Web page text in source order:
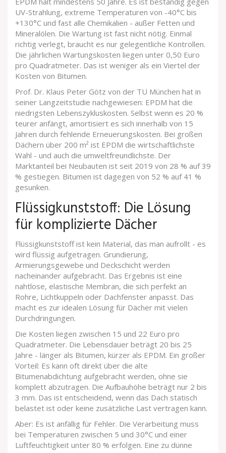
UV-Strahlung, extreme Temperaturen von -40°C bis
+130°C und fast alle Chemikalien - außer Fetten und
Mineralölen. Die Wartung ist fast nicht nötig. Einmal
richtig verlegt, braucht es nur gelegentliche Kontrollen.
Die jährlichen Wartungskosten liegen unter 0,50 Euro
pro Quadratmeter. Das ist weniger als ein Viertel der
Kosten von Bitumen.
Prof. Dr. Klaus Peter Götz von der TU München hat in
seiner Langzeitstudie nachgewiesen: EPDM hat die
niedrigsten Lebenszykluskosten. Selbst wenn es 20 %
teurer anfängt, amortisiert es sich innerhalb von 15
Jahren durch fehlende Erneuerungskosten. Bei großen
Dächern über 200 m² ist EPDM die wirtschaftlichste
Wahl - und auch die umweltfreundlichste. Der
Marktanteil bei Neubauten ist seit 2019 von 28 % auf 39
% gestiegen. Bitumen ist dagegen von 52 % auf 41 %
gesunken.
Flüssigkunststoff: Die Lösung
für komplizierte Dächer
Flüssigkunststoff ist kein Material, das man aufrollt - es
wird flüssig aufgetragen. Grundierung,
Armierungsgewebe und Deckschicht werden
nacheinander aufgebracht. Das Ergebnis ist eine
nahtlose, elastische Membran, die sich perfekt an
Rohre, Lichtkuppeln oder Dachfenster anpasst. Das
macht es zur idealen Lösung für Dächer mit vielen
Durchdringungen.
Die Kosten liegen zwischen 15 und 22 Euro pro
Quadratmeter. Die Lebensdauer beträgt 20 bis 25
Jahre - länger als Bitumen, kürzer als EPDM. Ein großer
Vorteil: Es kann oft direkt über die alte
Bitumenabdichtung aufgebracht werden, ohne sie
komplett abzutragen. Die Aufbauhöhe beträgt nur 2 bis
3 mm. Das ist entscheidend, wenn das Dach statisch
belastet ist oder keine zusätzliche Last vertragen kann.
Aber: Es ist anfällig für Fehler. Die Verarbeitung muss
bei Temperaturen zwischen 5 und 30°C und einer
Luftfeuchtigkeit unter 80 % erfolgen. Eine zu dünne